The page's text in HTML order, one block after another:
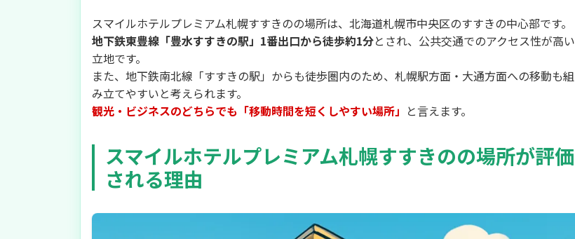
スマイルホテルプレミアム札幌すすきのの場所は、北海道札幌市中央区のすすきの中心部です。
地下鉄東豊線「豊水すすきの駅」1番出口から徒歩約1分とされ、公共交通でのアクセス性が高い
立地です。
また、地下鉄南北線「すすきの駅」からも徒歩圏内のため、札幌駅方面・大通方面への移動も組
み立てやすいと考えられます。
観光・ビジネスのどちらでも「移動時間を短くしやすい場所」 と言えます。
スマイルホテルプレミアム札幌すすきのの場所が評価
される理由